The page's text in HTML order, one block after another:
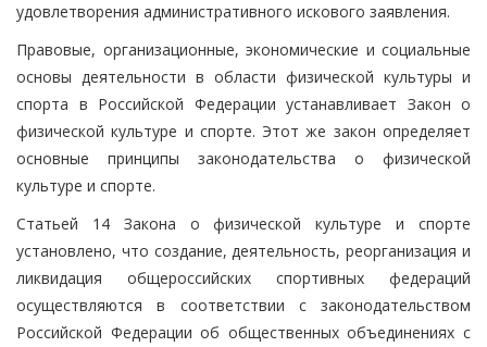
удовлетворения административного искового заявления.
Правовые, организационные, экономические и социальные
основы деятельности в области физической культуры и
спорта в Российской Федерации устанавливает Закон о
физической культуре и спорте. Этот же закон определяет
основные принципы законодательства о физической
культуре и спорте.
Статьей 14 Закона о физической культуре и спорте
установлено, что создание, деятельность, реорганизация и
ликвидация общероссийских спортивных федераций
осуществляются в соответствии с законодательством
Российской Федерации об общественных объединениях с